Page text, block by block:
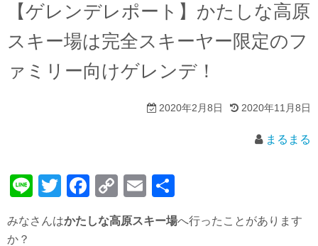
【ゲレンデレポート】かたしな高原
スキー場は完全スキーヤー限定のフ
ァミリー向けゲレンデ！
2020年2月8日 2020年11月8日
まるまる
Li
e
T
tt
F
c
C
p
E
ail
有
みなさんはかたしな高原スキー場へ行ったことがあります
か？